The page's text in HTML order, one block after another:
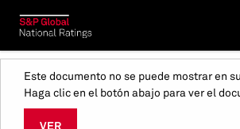
Este documento no se puede mostrar en
Haga clic en el botón abajo para ver el
VER